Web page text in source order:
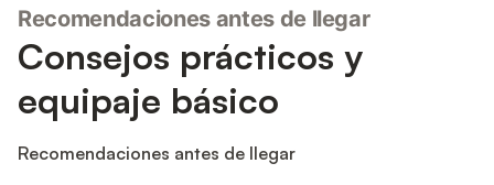
Recomendaciones antes de llegar
Consejos prácticos y
equipaje básico
Recomendaciones antes de llegar